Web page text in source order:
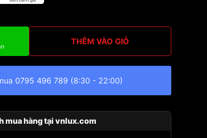
THÊM VÀO GIỎ
0795 496 789 (8:30 - 22:00)
mua hàng tại vnlux.com